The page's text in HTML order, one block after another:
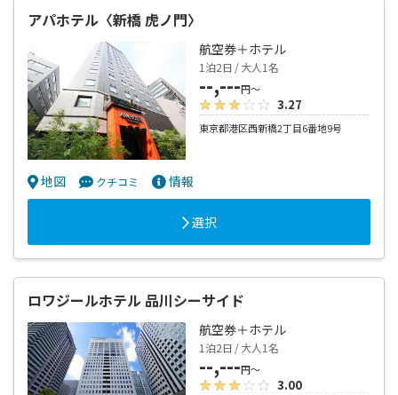
アパホテル〈新橋 虎ノ門〉
航空券＋ホテル
1泊2日 / 大人1名
--,---円～
3.27
東京都港区西新橋2丁目6番地9号
地図 クチコミ 情報
選択
ロワジールホテル 品川シーサイド
航空券＋ホテル
1泊2日 / 大人1名
--,---円～
3.00